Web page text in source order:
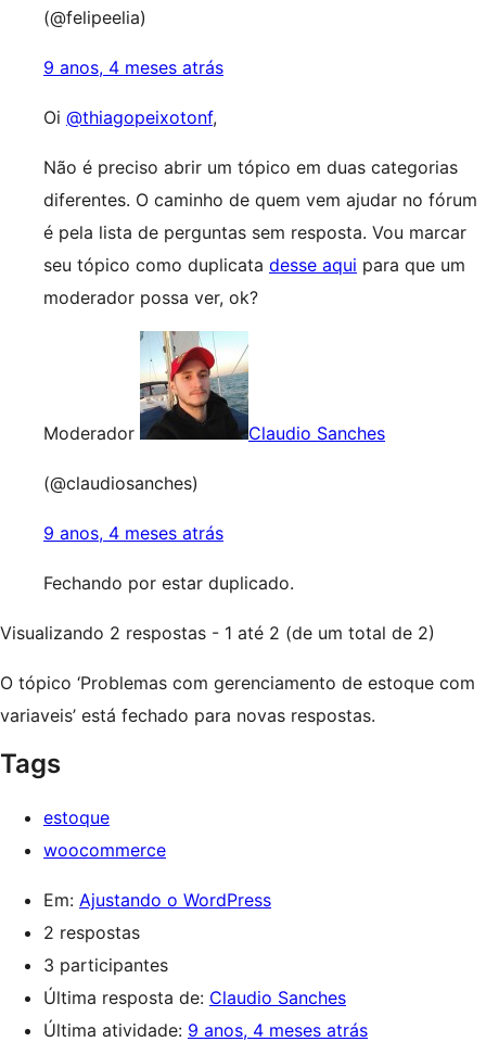
(@felipeelia)
9 anos, 4 meses atrás
Oi @thiagopeixotonf,
Não é preciso abrir um tópico em duas categorias
diferentes. O caminho de quem vem ajudar no fórum
é pela lista de perguntas sem resposta. Vou marcar
seu tópico como duplicata desse aqui para que um
moderador possa ver, ok?
Moderador Claudio Sanches
(@claudiosanches)
9 anos, 4 meses atrás
Fechando por estar duplicado.
Visualizando 2 respostas - 1 até 2 (de um total de 2)
O tópico ‘Problemas com gerenciamento de estoque com
variaveis’ está fechado para novas respostas.
Tags
estoque
woocommerce
Em: Ajustando o WordPress
2 respostas
3 participantes
Última resposta de: Claudio Sanches
Última atividade: 9 anos, 4 meses atrás